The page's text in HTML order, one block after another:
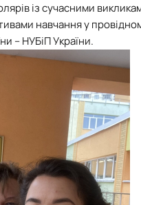
із сучасними
навчання у
– НУБіП України.